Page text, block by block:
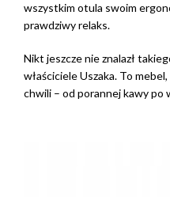
wszystkim otula swoim
prawdziwy relaks.
Nikt jeszcze nie znalazł
właściciele Uszaka. To
chwili – od porannej kawy po